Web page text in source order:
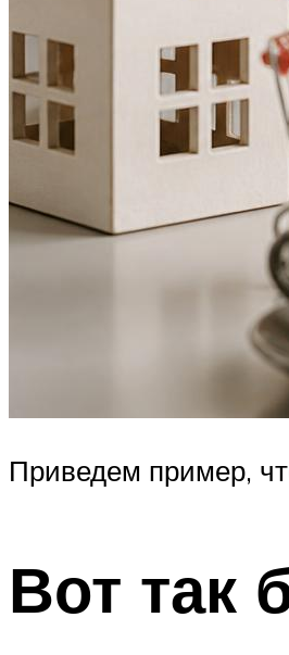
Приведем пример,
Вот так